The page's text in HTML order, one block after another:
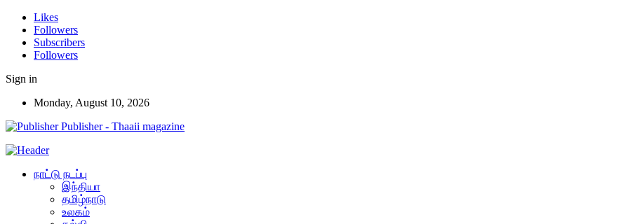
Likes
Followers
Subscribers
Followers
Sign in
Monday, August 10, 2026
Publisher - Thaaii magazine
நாட்டு நடப்பு
இந்தியா
தமிழ்நாடு
உலகம்